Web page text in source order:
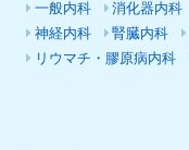
一般内科 消化器内科
神経内科
腎臓内科
リウマチ・膠原病内科